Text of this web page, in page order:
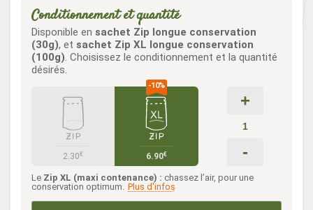
Conditionnement et quantité
Disponible en sachet Zip longue conservation
(30g), et sachet Zip XL longue conservation
(100g). Choisissez le conditionnement et la quantité
désirés.
2.30€ 6.90€
Le Zip XL (maxi contenance) : chassez l’air, pour une
conservation optimum. Plus d'infos
+
-